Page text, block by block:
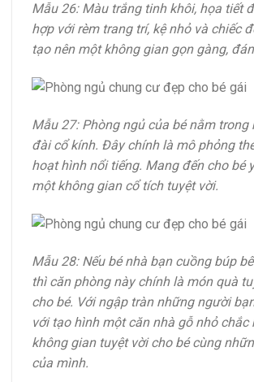
Mẫu 26: Màu trắng tinh khôi, họa tiết
hợp với rèm trang trí, kệ nhỏ và chiếc
tạo nên một không gian gọn gàng,
Mẫu 27: Phòng ngủ của bé nằm trong
đài cổ kính. Đây chính là mô phỏng
hoạt hình nổi tiếng. Mang đến cho bé
một không gian cổ tích tuyệt vời.
Mẫu 28: Nếu bé nhà bạn cuồng búp
thì căn phòng này chính là món quà
cho bé. Với ngập tràn những người
với tạo hình một căn nhà gỗ nhỏ chắc
không gian tuyệt vời cho bé cùng
của mình.